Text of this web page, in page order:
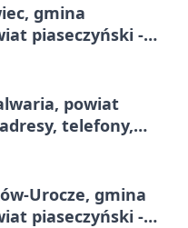
gmina
piaseczyński -
powiat
telefony,
Urocze, gmina
piaseczyński -